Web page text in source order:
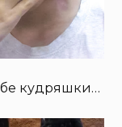
кудряшки…